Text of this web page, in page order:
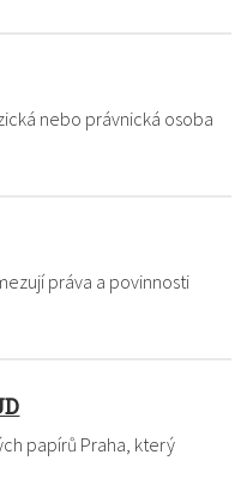
nebo právnická osoba
práva a povinnosti
papírů Praha, který